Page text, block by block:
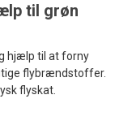
til grøn
hjælp til at forny
flybrændstoffer.
flyskat.